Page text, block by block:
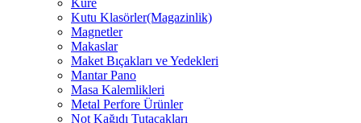
Küre
Kutu Klasörler(Magazinlik)
Magnetler
Makaslar
Maket Bıçakları ve Yedekleri
Mantar Pano
Masa Kalemlikleri
Metal Perfore Ürünler
Not Kağıdı Tutacakları